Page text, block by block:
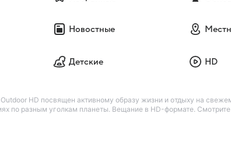
Новостные
Детские HD
HD посвящен активному образу жизни и отдыху на
по разным уголкам планеты. Вещание в HD-формате.